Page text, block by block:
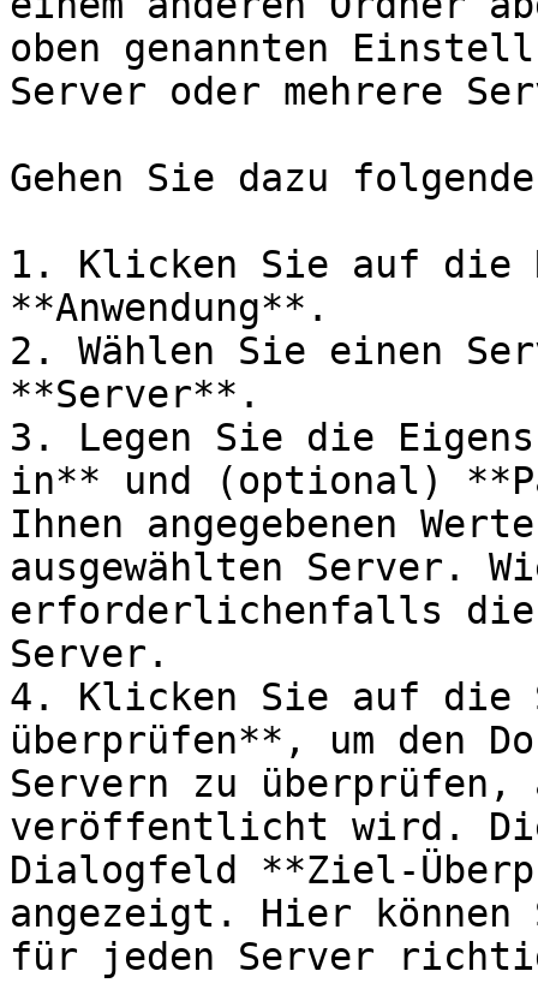
oben genannten
Server oder mehrere
Gehen Sie dazu
1. Klicken Sie auf die
**Anwendung**.
2. Wählen Sie einen
**Server**.
3. Legen Sie die
in** und (optional)
Ihnen angegebenen
ausgewählten Server.
erforderlichenfalls
Server.
4. Klicken Sie auf die
überprüfen**, um den
Servern zu überprüfen,
veröffentlicht wird. Die
Dialogfeld **Ziel-
angezeigt. Hier
für jeden Server